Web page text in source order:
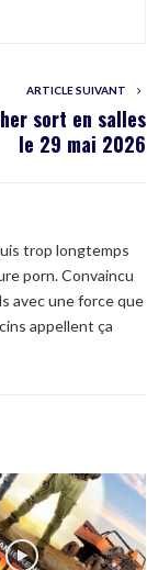
ARTICLE SUIVANT
sort en salles
le 29 mai 2026
trop longtemps
porn. Convaincu
avec une force que
appellent ça